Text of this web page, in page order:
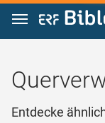
Zum Inhalt springen
Entdecke